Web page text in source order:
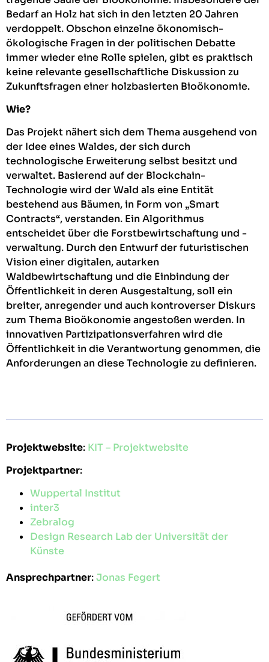
Bedarf an Holz hat sich in den letzten 20 Jahren
verdoppelt. Obschon einzelne ökonomisch-
ökologische Fragen in der politischen Debatte
immer wieder eine Rolle spielen, gibt es praktisch
keine relevante gesellschaftliche Diskussion zu
Zukunftsfragen einer holzbasierten Bioökonomie.
Wie?
Das Projekt nähert sich dem Thema ausgehend von
der Idee eines Waldes, der sich durch
technologische Erweiterung selbst besitzt und
verwaltet. Basierend auf der Blockchain-
Technologie wird der Wald als eine Entität
bestehend aus Bäumen, in Form von „Smart
Contracts“, verstanden. Ein Algorithmus
entscheidet über die Forstbewirtschaftung und -
verwaltung. Durch den Entwurf der futuristischen
Vision einer digitalen, autarken
Waldbewirtschaftung und die Einbindung der
Öffentlichkeit in deren Ausgestaltung, soll ein
breiter, anregender und auch kontroverser Diskurs
zum Thema Bioökonomie angestoßen werden. In
innovativen Partizipationsverfahren wird die
Öffentlichkeit in die Verantwortung genommen, die
Anforderungen an diese Technologie zu definieren.
Projektwebsite: KIT – Projektwebsite
Projektpartner:
Wuppertal Institut
inter3
Zebralog
Design Research Lab der Universität der
Künste
Ansprechpartner:Jonas Fegert